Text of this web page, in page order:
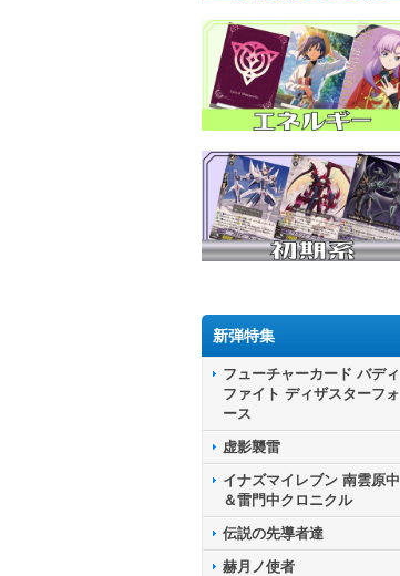
新弾特集
フューチャーカード バディ
ファイト ディザスターフォ
ース
虚影襲雷
イナズマイレブン 南雲原中
＆雷門中クロニクル
伝説の先導者達
赫月ノ使者